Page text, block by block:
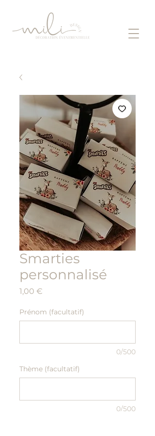
Smarties
personnalisé
1,00 €
Prénom (facultatif)
0/500
Thème (facultatif)
0/500